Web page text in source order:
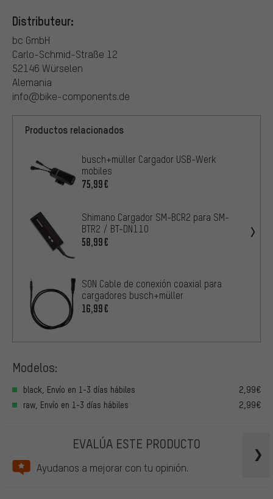
Distributeur:
bc GmbH
Carlo-Schmid-Straße 12
52146 Würselen
Alemania
info@bike-components.de
Productos relacionados
busch+müller Cargador USB-Werk
mobiles
75,99€
Shimano Cargador SM-BCR2 para SM-
BTR2 / BT-DN110
58,99€
SON Cable de conexión coaxial para
cargadores busch+müller
16,99€
Modelos:
black, Envío en 1-3 días hábiles
2,99€
raw, Envío en 1-3 días hábiles
2,99€
EVALÚA ESTE PRODUCTO
Ayudanos a mejorar con tu opinión.